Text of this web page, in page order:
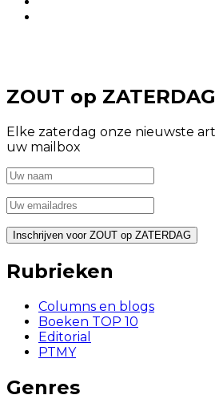
ZOUT op
Elke zaterdag onze nieuwste
uw mailbox
Rubrieken
Columns en blogs
Boeken TOP 10
Editorial
PTMY
Genres